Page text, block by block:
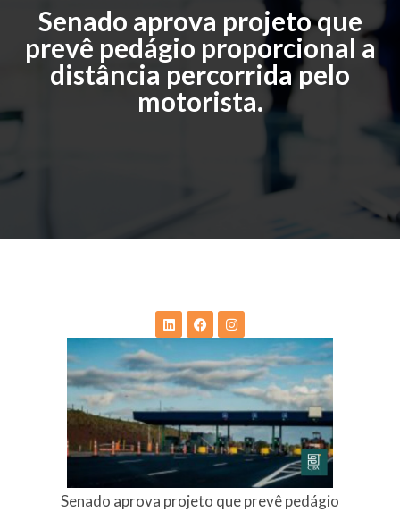
Senado aprova projeto que
prevê pedágio proporcional a
distância percorrida pelo
motorista.
Senado aprova projeto que prevê pedágio